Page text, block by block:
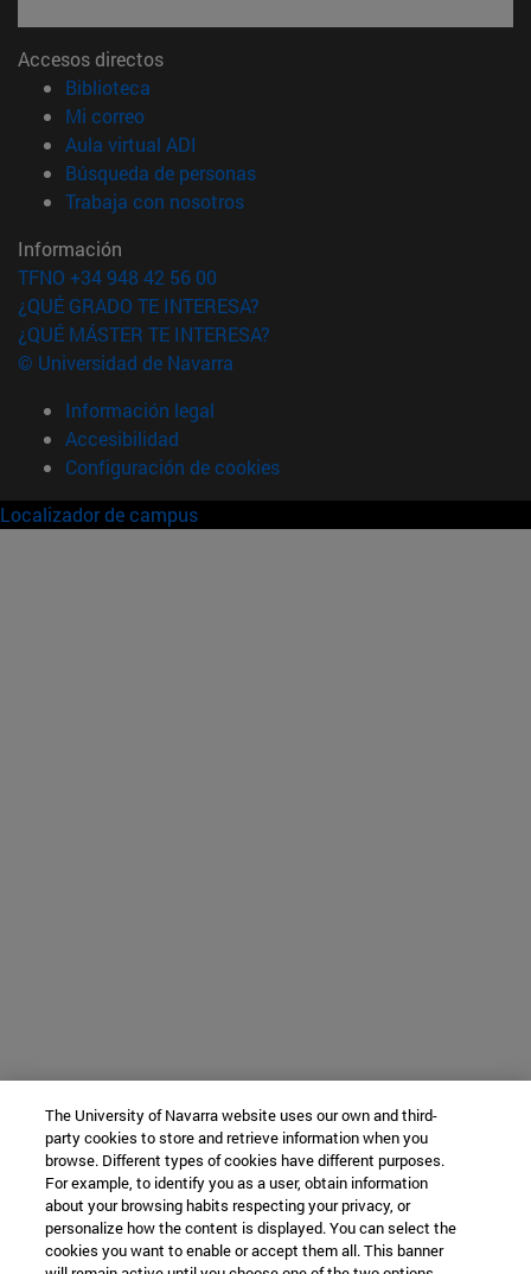
Accesos directos
Biblioteca
Mi correo(abre en nueva ventana)
Aula virtual ADI
Búsqueda de personas(abre en nueva ventana)
Trabaja con nosotros(abre en nueva ventana)
Información
TFNO +34 948 42 56 00
¿QUÉ GRADO TE INTERESA?
¿QUÉ MÁSTER TE INTERESA?
© Universidad de Navarra
Información legal
Accesibilidad
Configuración de cookies
Localizador de campus
The University of Navarra website uses our own and third-
party cookies to store and retrieve information when you
browse. Different types of cookies have different purposes.
For example, to identify you as a user, obtain information
about your browsing habits respecting your privacy, or
personalize how the content is displayed. You can select the
cookies you want to enable or accept them all. This banner